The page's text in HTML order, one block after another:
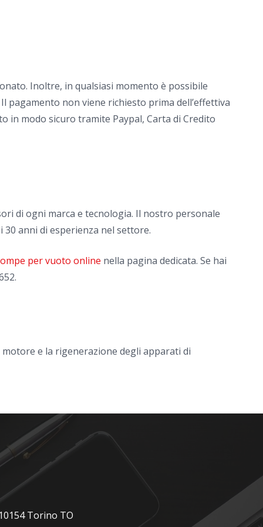
Inoltre, in qualsiasi momento è possibile
non viene richiesto prima dell’effettiva
in modo sicuro tramite Paypal, Carta di Credito
di ogni marca e tecnologia. Il nostro personale
anni di esperienza nel settore.
per vuoto online nella pagina dedicata. Se hai
e la rigenerazione degli apparati di
Torino TO